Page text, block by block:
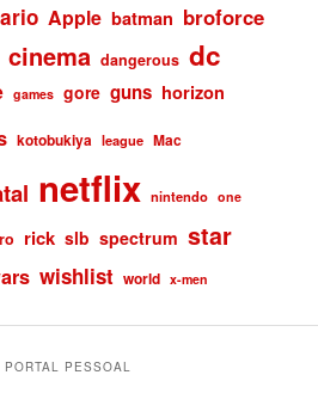
Apple batman broforce
cinema dangerous dc
games gore guns horizon
kotobukiya league Mac
netflix nintendo one
rick slb spectrum star
wishlist world x-men
PESSOAL